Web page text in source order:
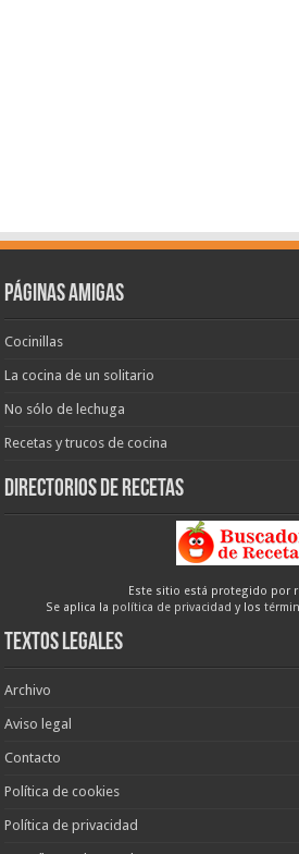
Páginas amigas
Cocinillas
La cocina de un solitario
No sólo de lechuga
Recetas y trucos de cocina
Directorios de recetas
Este sitio está protegido por
Se aplica la política de privacidad y los
Textos legales
Archivo
Aviso legal
Contacto
Política de cookies
Política de privacidad